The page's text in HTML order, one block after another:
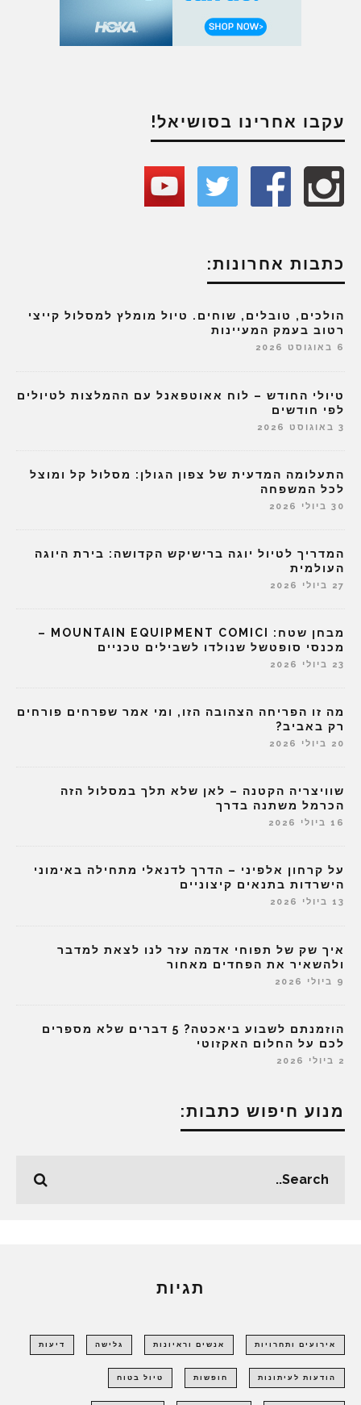
עקבו אחרינו בסושיאל!
כתבות אחרונות:
הולכים, טובלים, שוחים. טיול מומלץ למסלול קייצי
רטוב בעמק המעיינות
6 באוגוסט 2026
טיולי החודש – לוח אאוטפאנל עם ההמלצות לטיולים
לפי חודשים
3 באוגוסט 2026
התעלומה המדעית של צפון הגולן: מסלול קל ומוצל
לכל המשפחה
30 ביולי 2026
המדריך לטיול יוגה ברישיקש הקדושה: בירת היוגה
העולמית
27 ביולי 2026
מבחן שטח: MOUNTAIN EQUIPMENT COMICI –
מכנסי סופטשל שנולדו לשבילים טכניים
23 ביולי 2026
מה זו הפריחה הצהובה הזו, ומי אמר שפרחים פורחים
רק באביב?
20 ביולי 2026
שוויצריה הקטנה – לאן שלא תלך במסלול הזה
הכרמל משתנה בדרך
16 ביולי 2026
על קרחון אלפיני – הדרך לדנאלי מתחילה באימוני
הישרדות בתנאים קיצוניים
13 ביולי 2026
איך שק של תפוחי אדמה עזר לנו לצאת למדבר
ולהשאיר את הפחדים מאחור
9 ביולי 2026
הוזמנתם לשבוע ביאכטה? 5 דברים שלא מספרים
לכם על החלום האקזוטי
2 ביולי 2026
מנוע חיפוש כתבות:
תגיות
אירועים ותחרויות אנשים וראיונות גלישה דיעות
הודעות לעיתונות חופשות טיול בטוח